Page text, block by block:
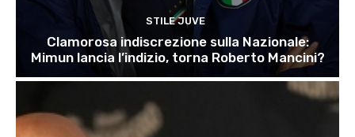
STILE JUVE
Clamorosa indiscrezione sulla Nazionale:
Mimun lancia l’indizio, torna Roberto Mancini?